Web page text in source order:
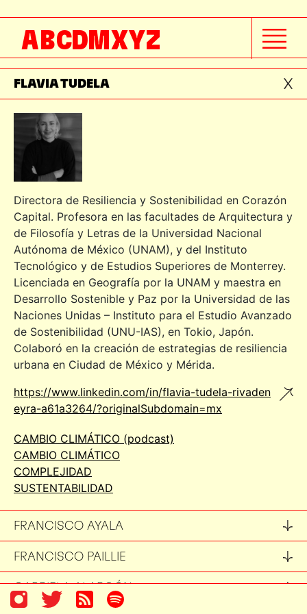
ABCDMXYZ
FÉLIX SÁNCHEZ
FERNANDA CANALES
FLAVIA TUDELA
Directora de Resiliencia y Sostenibilidad en Corazón
Capital. Profesora en las facultades de Arquitectura y
de Filosofía y Letras de la Universidad Nacional
Autónoma de México (UNAM), y del Instituto
Tecnológico y de Estudios Superiores de Monterrey.
Licenciada en Geografía por la UNAM y maestra en
Desarrollo Sostenible y Paz por la Universidad de las
Naciones Unidas – Instituto para el Estudio Avanzado
de Sostenibilidad (UNU-IAS), en Tokio, Japón.
Colaboró en la creación de estrategias de resiliencia
urbana en Ciudad de México y Mérida.
https://www.linkedin.com/in/flavia-tudela-rivaden
eyra-a61a3264/?originalSubdomain=mx
CAMBIO CLIMÁTICO (podcast)
CAMBIO CLIMÁTICO
COMPLEJIDAD
SUSTENTABILIDAD
FRANCISCO AYALA
FRANCISCO PAILLIE
GABRIELA ALARCÓN